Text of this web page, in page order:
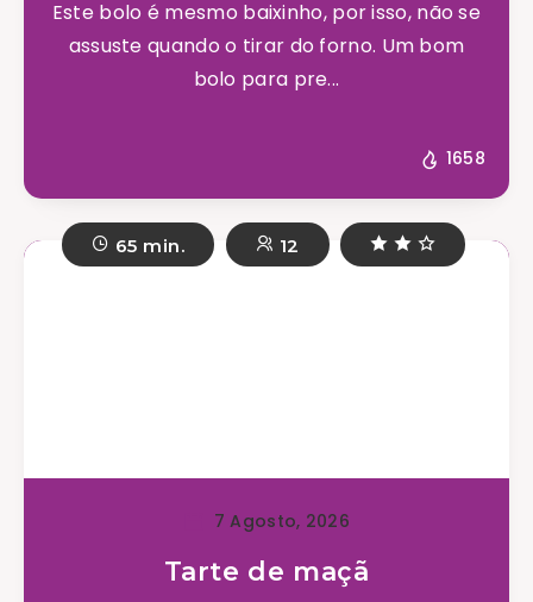
Este bolo é mesmo baixinho, por isso, não se
assuste quando o tirar do forno. Um bom
bolo para pre...
1658
65 min. 12
7 Agosto, 2026
Tarte de maçã